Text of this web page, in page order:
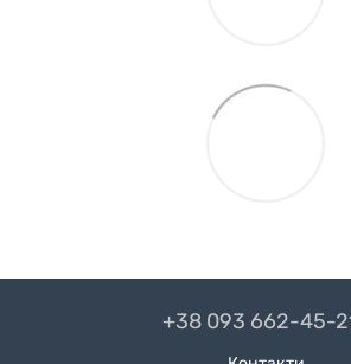
+38 093 662-45-